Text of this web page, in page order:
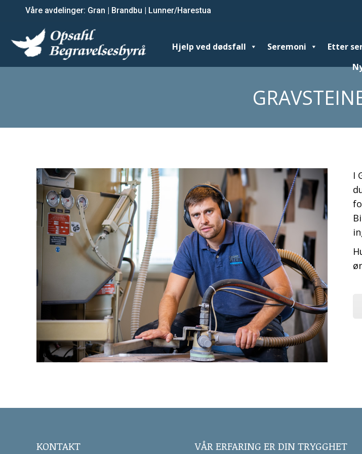
Våre avdelinger: Gran | Brandbu | Lunner/Harestua
Hjelp ved dødsfall Seremoni Etter
I
KONTAKT VÅR ERFARING ER DIN TRYGGHET
Våre avdelinger: Gran | Brandbu | Lunner/Harestua
Hjelp ved dødsfall Seremoni Etter seremonien